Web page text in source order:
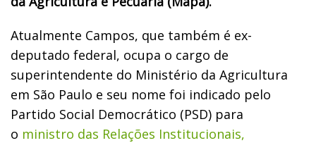
Atualmente Campos, que também é ex-
deputado federal, ocupa o cargo de
superintendente do Ministério da Agricultura
em São Paulo e seu nome foi indicado pelo
Partido Social Democrático (PSD) para
o ministro das Relações Institucionais,